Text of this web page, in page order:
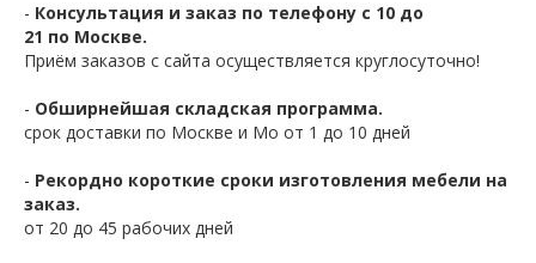
- Консультация и заказ по телефону с 10 до
21 по Москве.
Приём заказов с сайта осуществляется круглосуточно!
- Обширнейшая складская программа.
срок доставки по Москве и Мо от 1 до 10 дней
- Рекордно короткие сроки изготовления мебели на
заказ.
от 20 до 45 рабочих дней